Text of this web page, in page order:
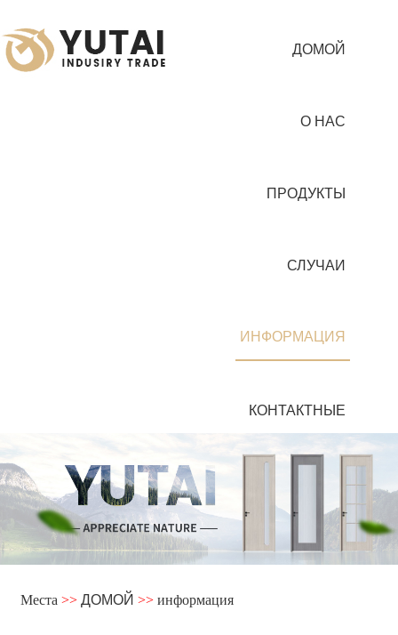
ДОМОЙ
О НАС
ПРОДУКТЫ
СЛУЧАИ
ИНФОРМАЦИЯ
КОНТАКТНЫЕ
Места >> ДОМОЙ >>информация